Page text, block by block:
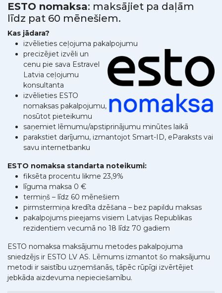
ESTO nomaksa: maksājiet pa daļām
līdz pat 60 mēnešiem.
Kas jādara?
izvēlieties ceļojuma pakalpojumu
precizējiet izvēli un
cenu pie sava Estravel
Latvia ceļojumu
konsultanta
izvēlieties ESTO
nomaksas pakalpojumu,
nosūtot pieteikumu
saņemiet lēmumu/apstiprinājumu minūtes laikā
parakstiet darījumu, izmantojot Smart-ID, eParaksts vai
savu internetbanku
ESTO nomaksa standarta noteikumi:
fiksēta procentu likme 23,9%
līguma maksa 0 €
termiņš – līdz 60 mēnešiem
pirmstermiņa kredīta dzēšana – bez papildu maksas
pakalpojums pieejams visiem Latvijas Republikas
rezidentiem vecumā no 18 līdz 70 gadiem
ESTO nomaksa maksājumu metodes pakalpojuma
sniedzējs ir ESTO LV AS. Lēmums izmantot šo maksājumu
metodi ir saistību uzņemšanās, tāpēc rūpīgi izvērtējiet
jebkāda aizdevuma nepieciešamību.